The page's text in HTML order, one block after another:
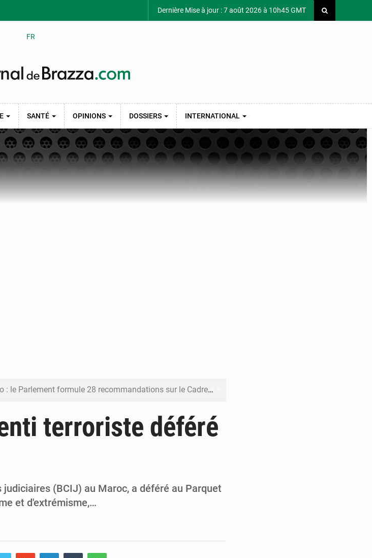
Dernière Mise à jour : 7 août 2026 à 10h45 GMT
FR
SANTÉ OPINIONS DOSSIERS INTERNATIONAL
le Parlement formule 28 recommandations sur le Cadre budgétaire 2027-2029
: la Grande foire agricole pour renforcer la souveraineté alimentaire
terroriste déféré
(BCIJ) au Maroc, a déféré au Parquet
et d'extrémisme,…